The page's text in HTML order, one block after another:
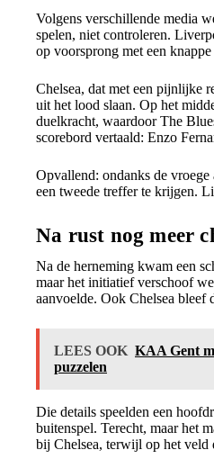
Volgens verschillende media
spelen, niet controleren.
op voorsprong met een
Chelsea, dat met een pijnlijke
uit het lood slaan. Op het
duelkracht, waardoor The
scorebord vertaald: Enzo
Opvallend: ondanks de vroege
een tweede treffer te krijgen.
Na rust nog meer
Na de herneming kwam een
maar het initiatief verschoof
aanvoelde. Ook Chelsea bleef
LEES OOK KAA Gent
puzzelen
Die details speelden een
buitenspel. Terecht, maar het
bij Chelsea, terwijl op het veld